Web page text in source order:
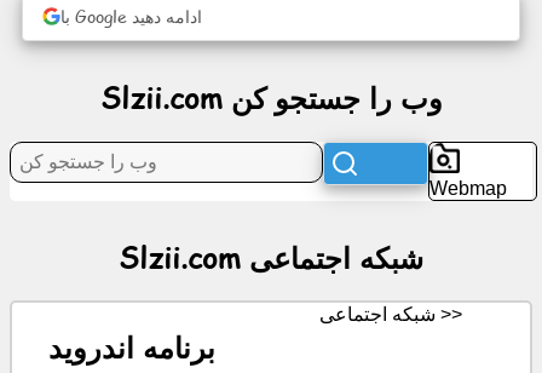
دستور
جلسه
شبکه
با Google ادامه دهید
Slzii.com وب را جستجو کن
Webmap
Slzii.com شبکه اجتماعی
برنامه اندروید
شبکه اجتماعی >>